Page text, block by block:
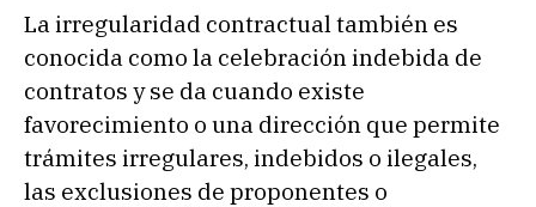
La irregularidad contractual también es
conocida como la celebración indebida de
contratos y se da cuando existe
favorecimiento o una dirección que permite
trámites irregulares, indebidos o ilegales,
las exclusiones de proponentes o